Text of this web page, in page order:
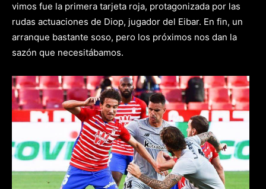
vimos fue la primera tarjeta roja, protagonizada por las
rudas actuaciones de Diop, jugador del Eibar. En fin, un
arranque bastante soso, pero los próximos nos dan la
sazón que necesitábamos.